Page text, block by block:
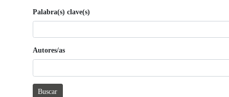
Palabra(s) clave(s)
Autores/as
Buscar